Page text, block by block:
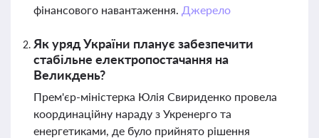
фінансового навантаження. Джерело
Як уряд України планує забезпечити
стабільне електропостачання на
Великдень?
Прем'єр-міністерка Юлія Свириденко провела
координаційну нараду з Укренерго та
енергетиками, де було прийнято рішення